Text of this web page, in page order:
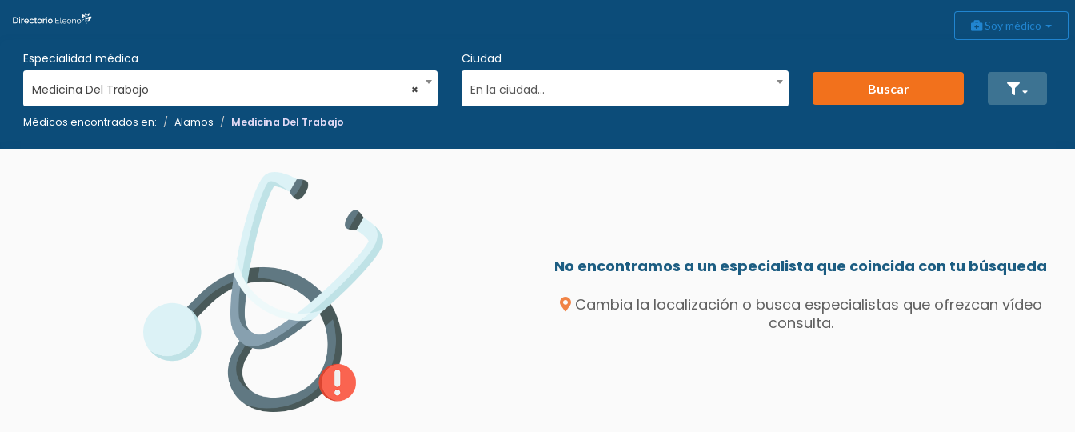
Soy médico
Especialidad médica
×
Medicina Del Trabajo
Ciudad
En la ciudad...
Buscar
Médicos encontrados en: Alamos Medicina Del Trabajo
No encontramos a un especialista que coincida con tu búsqueda
Cambia la localización o busca especialistas que ofrezcan vídeo
consulta.